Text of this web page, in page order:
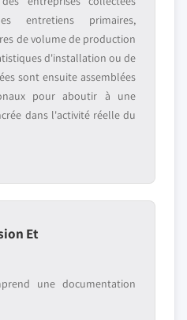
entretiens primaires,
de volume de production
d'installation ou de
sont ensuite assemblées
pour aboutir à une
dans l'activité réelle du
Et
une documentation